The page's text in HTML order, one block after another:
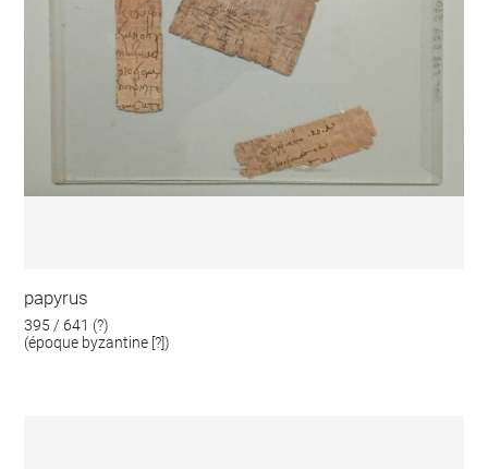
papyrus
395 / 641 (?)
(époque byzantine [?])